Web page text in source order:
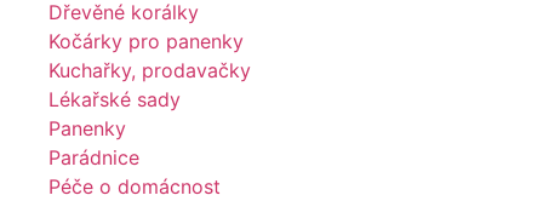
Dřevěné korálky
Kočárky pro panenky
Kuchařky, prodavačky
Lékařské sady
Panenky
Parádnice
Péče o domácnost